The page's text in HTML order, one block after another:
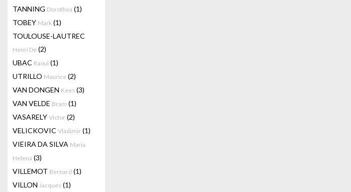
TANNING Dorothea (1)
TOBEY Mark (1)
TOULOUSE-LAUTREC
Henri De (2)
UBAC Raoul (1)
UTRILLO Maurice (2)
VAN DONGEN Kees (3)
VAN VELDE Bram (1)
VASARELY Victor (2)
VELICKOVIC Vladimir (1)
VIEIRA DA SILVA Maria
Helena (3)
VILLEMOT Bernard (1)
VILLON Jacques (1)